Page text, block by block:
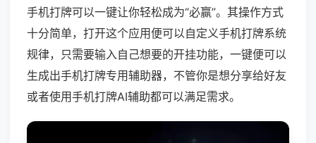
手机打牌可以一键让你轻松成为“必赢”。其操作方式
十分简单，打开这个应用便可以自定义手机打牌系统
规律，只需要输入自己想要的开挂功能，一键便可以
生成出手机打牌专用辅助器，不管你是想分享给好友
或者使用手机打牌AI辅助都可以满足需求。